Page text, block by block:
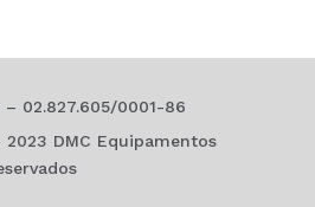
02.827.605/0001-86
DMC Equipamentos